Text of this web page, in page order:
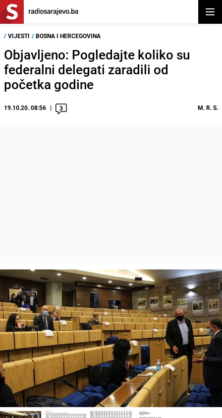
/ VIJESTI / BOSNA I HERCEGOVINA
Objavljeno: Pogledajte koliko su
federalni delegati zaradili od
početka godine
19.10.20. 08:56 3 M. R. S.